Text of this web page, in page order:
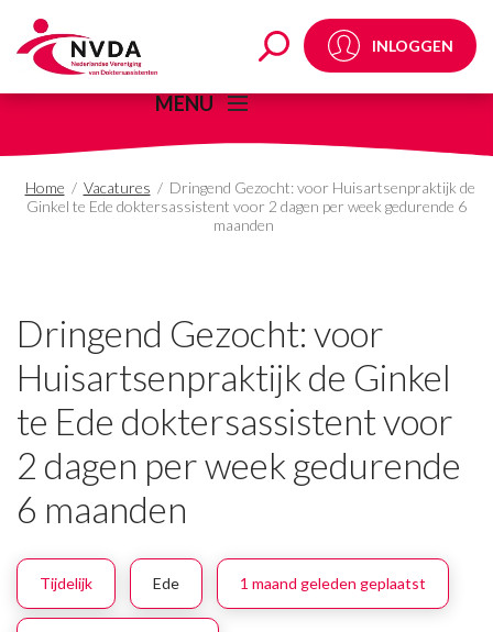
Dringend Gezocht:INLOGGEN
MENU
Home / Vacatures / Dringend Gezocht: voor Huisartsenpraktijk de
Ginkel te Ede doktersassistent voor 2 dagen per week gedurende 6
maanden
Dringend Gezocht: voor
Huisartsenpraktijk de Ginkel
te Ede doktersassistent voor
2 dagen per week gedurende
6 maanden
Tijdelijk Ede 1 maand geleden geplaatst